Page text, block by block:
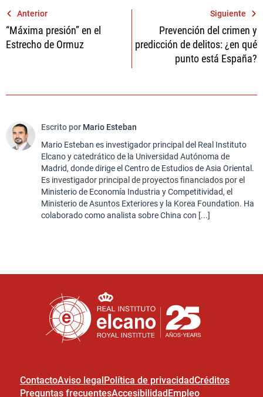
Navegación
de
entradas
Anterior
“Máxima presión” en el
Estrecho de Ormuz
Siguiente
Prevención del crimen y
predicción de delitos: ¿en qué
punto está España?
Escrito por Mario Esteban
Mario Esteban es investigador principal del Real Instituto
Elcano y catedrático de la Universidad Autónoma de
Madrid, donde dirige el Centro de Estudios de Asia Oriental.
Es investigador principal de proyectos financiados por el
Ministerio de Economía Industria y Competitividad, el
Ministerio de Asuntos Exteriores y la Korea Foundation. Ha
colaborado como analista sobre China con [...]
ContactoAviso legalPolítica de privacidadCréditos
Preguntas frecuentesAccesibilidadEmpleo